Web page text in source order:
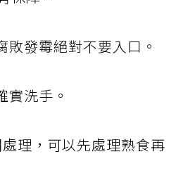
發霉絕對不要入口。
實洗手。
理，可以先處理熟食再